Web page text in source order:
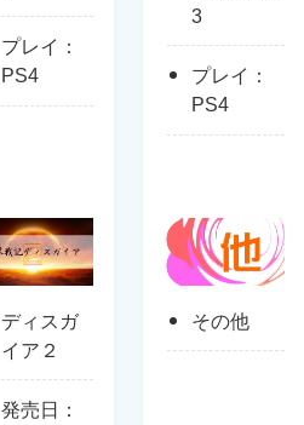
プレイ：
PS4
3
プレイ：
PS4
ディスガ
イア２
発売日：
その他